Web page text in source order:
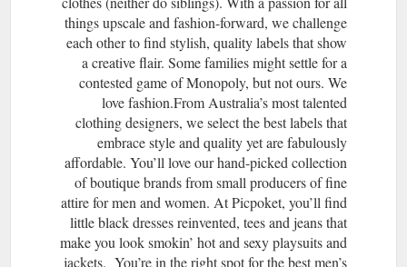
things upscale and fashion-forward, we challenge
each other to find stylish, quality labels that show
a creative flair. Some families might settle for a
contested game of Monopoly, but not ours. We
love fashion.From Australia’s most talented
clothing designers, we select the best labels that
embrace style and quality yet are fabulously
affordable. You’ll love our hand-picked collection
of boutique brands from small producers of fine
attire for men and women. At Picpoket, you’ll find
little black dresses reinvented, tees and jeans that
make you look smokin’ hot and sexy playsuits and
jackets. You’re in the right spot for the best men’s